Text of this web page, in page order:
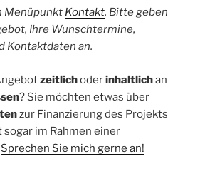
Menüpunkt Kontakt. Bitte geben
Ihre Wunschtermine,
Kontaktdaten an.
zeitlichoderinhaltlichan
? Sie möchten etwas über
zur Finanzierung des Projekts
im Rahmen einer
Sprechen Sie mich gerne an!